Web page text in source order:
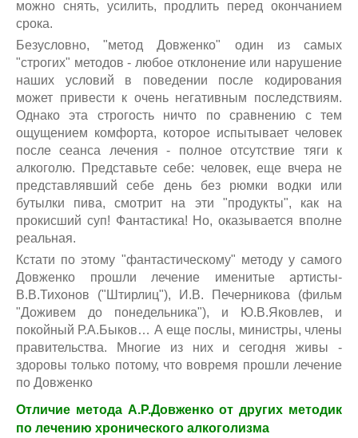
можно снять, усилить, продлить перед окончанием
срока.
Безусловно, "метод Довженко" один из самых
"строгих" методов - любое отклонение или нарушение
наших условий в поведении после кодирования
может привести к очень негативным последствиям.
Однако эта строгость ничто по сравнению с тем
ощущением комфорта, которое испытывает человек
после сеанса лечения - полное отсутствие тяги к
алкоголю. Представьте себе: человек, еще вчера не
представлявший себе день без рюмки водки или
бутылки пива, смотрит на эти "продукты", как на
прокисший суп! Фантастика! Но, оказывается вполне
реальная.
Кстати по этому "фантастическому" методу у самого
Довженко прошли лечение именитые артисты-
В.В.Тихонов ("Штирлиц"), И.В. Печерникова (фильм
"Доживем до понедельника"), и Ю.В.Яковлев, и
покойный Р.А.Быков… А еще послы, министры, члены
правительства. Многие из них и сегодня живы -
здоровы только потому, что вовремя прошли лечение
по Довженко
Отличие метода А.Р.Довженко от других методик
по лечению хронического алкоголизма